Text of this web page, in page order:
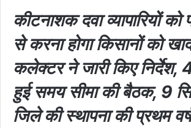
कीटनाशक दवा व्यापारियों को
से करना होगा किसानों को
कलेक्टर ने जारी किए निर्देश,
हुई समय सीमा की बैठक, 9
जिले की स्थापना की प्रथम